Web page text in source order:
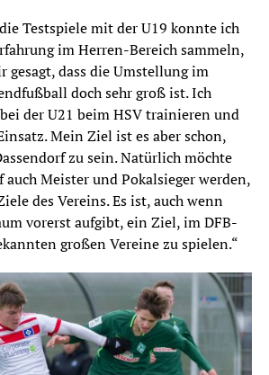
Testspiele mit der U19 konnte ich
im Herren-Bereich sammeln,
gesagt, dass die Umstellung im
doch sehr groß ist. Ich
der U21 beim HSV trainieren und
Mein Ziel ist es aber schon,
zu sein. Natürlich möchte
Meister und Pokalsieger werden,
des Vereins. Es ist, auch wenn
vorerst aufgibt, ein Ziel, im DFB-
großen Vereine zu spielen.“